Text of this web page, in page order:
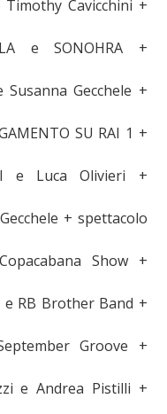
Timothy Cavicchini +
e SONOHRA +
Susanna Gecchele +
SU RAI 1 +
e Luca Olivieri +
+ spettacolo
Show +
e RB Brother Band +
Groove +
e Andrea Pistilli +